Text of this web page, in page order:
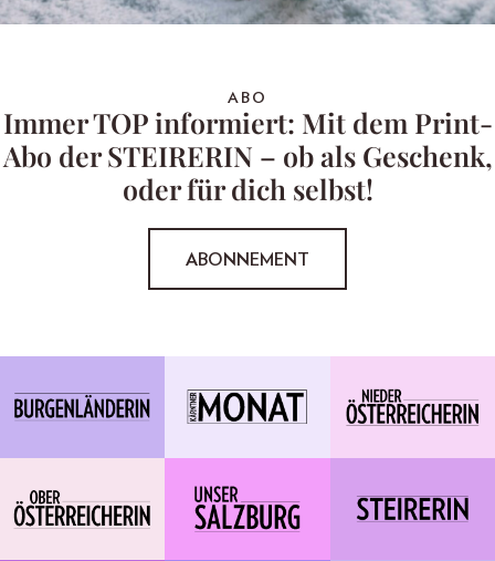
ABO
Immer TOP informiert: Mit dem Print-
Abo der STEIRERIN – ob als Geschenk,
oder für dich selbst!
ABONNEMENT